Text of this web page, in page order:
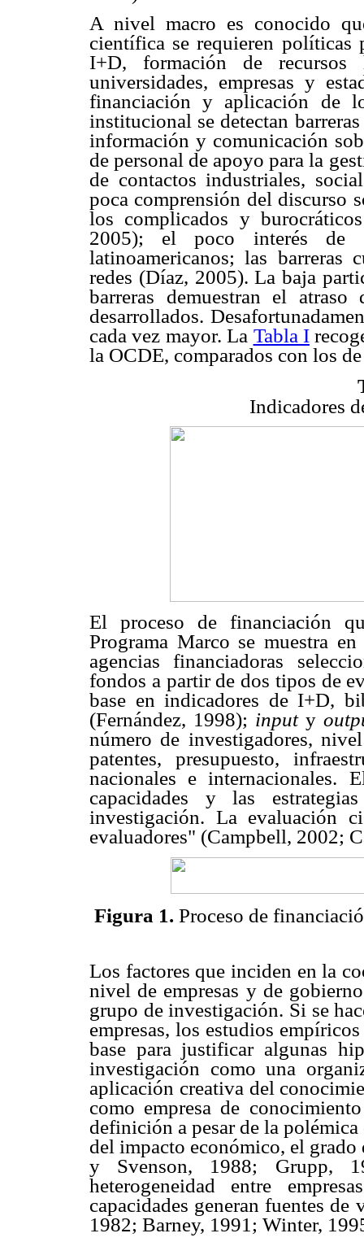
A nivel macro es conocido
científica se requieren
I+D, formación de recursos
universidades, empresas y
financiación y aplicación de
institucional se detectan
información y comunicación
de personal de apoyo para la
de contactos industriales,
poca comprensión del discurso
los complicados y
2005); el poco interés de
latinoamericanos; las barreras
redes (Díaz, 2005). La baja
barreras demuestran el
desarrollados.
cada vez mayor. La Tabla I
la OCDE, comparados con los
Indicadores
El proceso de financiación
Programa Marco se muestra
agencias financiadoras
fondos a partir de dos tipos de
base en indicadores de I+D,
(Fernández, 1998); inputy
número de investigadores,
patentes, presupuesto,
nacionales e internacionales.
capacidades y las
investigación. La evaluación
evaluadores" (Campbell, 2002;
Figura 1. Proceso de
Los factores que inciden en la
nivel de empresas y de
grupo de investigación. Si se
empresas, los estudios
base para justificar algunas
investigación como una
aplicación creativa del
como empresa de
definición a pesar de la
del impacto económico, el
y Svenson, 1988; Grupp,
heterogeneidad entre
capacidades generan fuentes
1982; Barney, 1991; Winter,